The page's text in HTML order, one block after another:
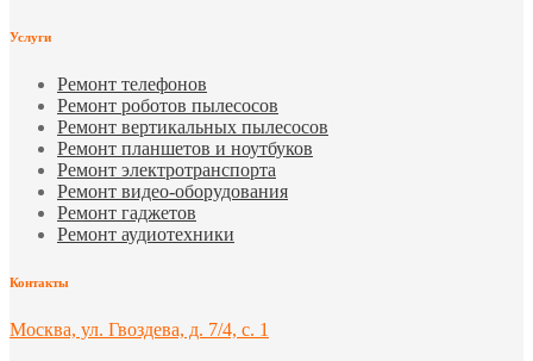
Услуги
Ремонт телефонов
Ремонт роботов пылесосов
Ремонт вертикальных пылесосов
Ремонт планшетов и ноутбуков
Ремонт электротранспорта
Ремонт видео-оборудования
Ремонт гаджетов
Ремонт аудиотехники
Контакты
Москва, ул. Гвоздева, д. 7/4, с. 1